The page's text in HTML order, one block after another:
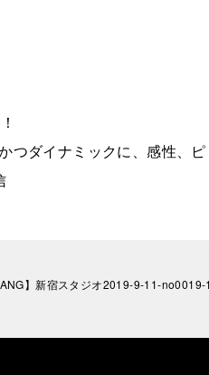
つダイナミックに、感性、ピ
】新宿スタジオ2019-9-11-